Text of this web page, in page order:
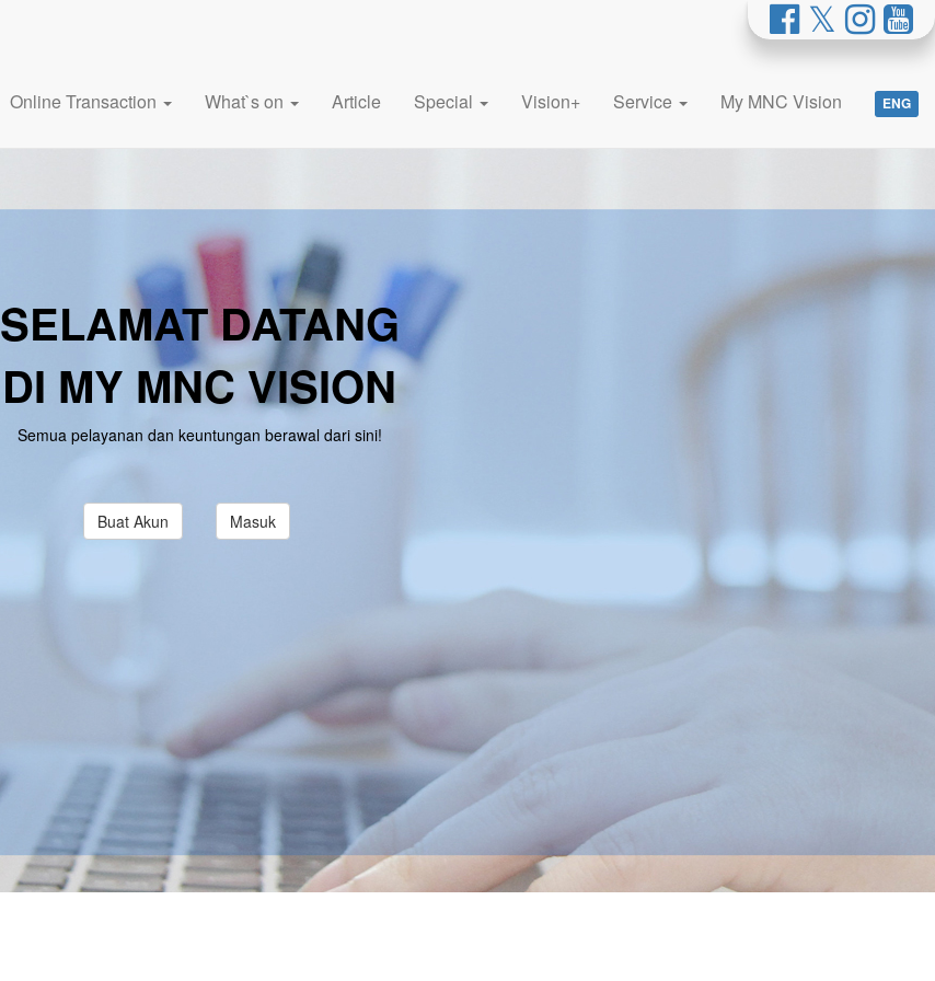
Online Transaction What`s on Article Special Vision+ Service My MNC Vision ENG
SELAMAT DATANG
DI MY MNC VISION
Semua pelayanan dan keuntungan berawal dari sini!
Buat Akun Masuk